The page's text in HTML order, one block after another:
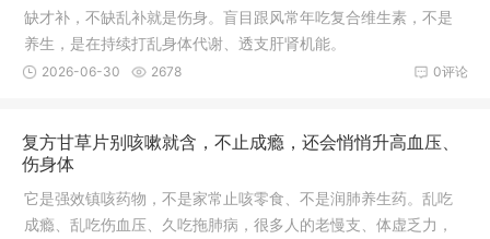
缺才补，不缺乱补就是伤身。盲目跟风常年吃复合维生素，不是
养生，是在持续打乱身体代谢、透支肝肾机能。
0评论
2026-06-30 2678
复方甘草片别咳嗽就含，不止成瘾，还会悄悄升高血压、
伤身体
它是强效镇咳药物，不是家常止咳零食、不是润肺养生药。乱吃
成瘾、乱吃伤血压、久吃拖肺病，很多人的老慢支、体虚乏力，